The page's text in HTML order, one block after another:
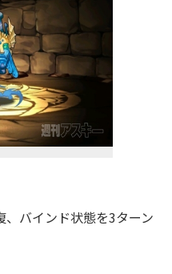
バインド状態を3ターン